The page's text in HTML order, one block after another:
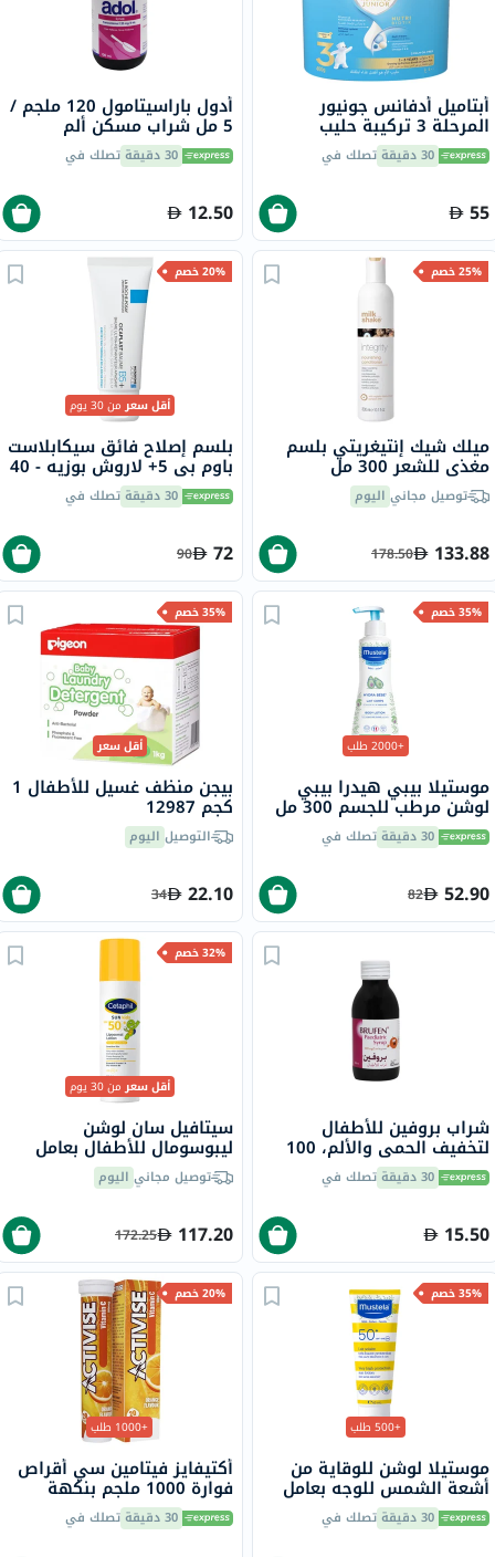
أبتاميل أدفانس جونيور
المرحلة 3 تركيبة حليب
الأطفال خالية من زيت النخيل
من 1 إلى 3 سنوات 400 جرام 30 دقيقة تصلك في
55
أدول باراسيتامول 120 ملجم /
5 مل شراب مسكن ألم
وخافض حرارة 100 مل
30 دقيقة تصلك في
12.50
25% خصم
ميلك شيك إنتيغريتي بلسم
مغذي للشعر 300 مل
توصيل مجاني اليوم
133.88
178.50
20% خصم
أقل سعرمن 30 يوم
بلسم إصلاح فائق سيكابلاست
باوم بي 5+ لاروش بوزيه - 40
مل 30 دقيقة تصلك في
72
90
35% خصم
+2000 طلب
موستيلا بيبي هيدرا بيبي
لوشن مرطب للجسم 300 مل
30 دقيقة تصلك في
52.90
82
35% خصم
أقل سعر
بيجن منظف غسيل للأطفال 1
كجم 12987
التوصيل اليوم
22.10
34
شراب بروفين للأطفال
لتخفيف الحمى والألم، 100
مل 30 دقيقة تصلك في
15.50
32% خصم
أقل سعرمن 30 يوم
سيتافيل سان لوشن
ليبوسومال للأطفال بعامل
حماية من الشمس 50+ مرطب
للوجه والجسم وواقي من
بدون رائحة 150 مل
توصيل مجاني اليوم
117.20
172.25
35% خصم
+500 طلب
موستيلا لوشن للوقاية من
أشعة الشمس للوجه بعامل
حماية +50 للأطفال مقاوم
للماء 40 مل 30 دقيقة تصلك في
20% خصم
+1000 طلب
أكتيفايز فيتامين سي أقراص
فوارة 1000 ملجم بنكهة
البرتقال حزمة من 20
30 دقيقة تصلك في